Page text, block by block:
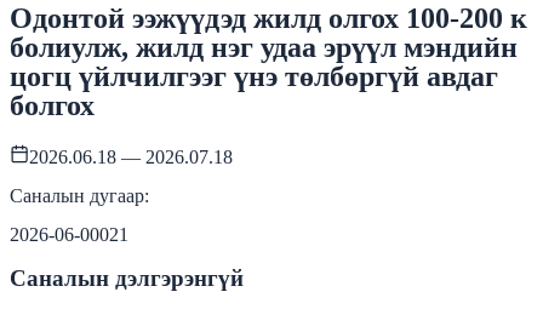
Одонтой ээжүүдэд жилд олгох 100-200 к
болиулж, жилд нэг удаа эрүүл мэндийн
цогц үйлчилгээг үнэ төлбөргүй авдаг
болгох
2026.06.18 — 2026.07.18
Саналын дугаар:
2026-06-00021
Саналын дэлгэрэнгүй